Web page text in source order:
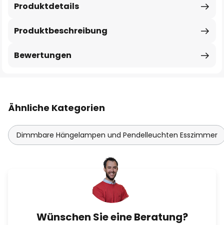
Produktbeschreibung
Produktdetails
Bewertungen
Ähnliche Kategorien
Dimmbare Hängelampen und Pendelleuchten Esszimmer
Wünschen Sie eine Beratung?